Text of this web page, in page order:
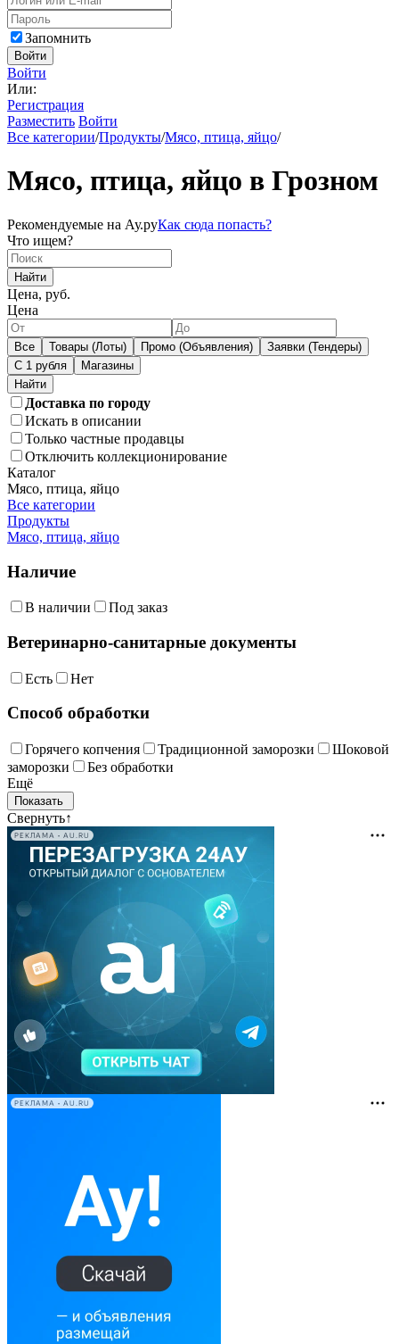
Запомнить
Войти
Войти
Или:
Регистрация
Разместить Войти
Все категории/Продукты/Мясо, птица, яйцо/
Мясо, птица, яйцо в Грозном
Рекомендуемые на Ау.руКак сюда попасть?
Что ищем?
Найти
Цена, руб.
Цена
Все Товары (Лоты) Промо (Объявления)
Заявки (Тендеры)
С 1 рубля
Магазины
Доставка по городу
Искать в описании
Только частные продавцы
Отключить коллекционирование
Каталог
Мясо, птица, яйцо
Все категории
Продукты
Мясо, птица, яйцо
Наличие
В наличии Под заказ
Ветеринарно-санитарные документы
Есть Нет
Способ обработки
Горячего копчения Традиционной заморозки
Шоковой
заморозки
Без обработки
Ещё
Свернуть↑
РЕКЛАМА • AU.RU
РЕКЛАМА • AU.RU